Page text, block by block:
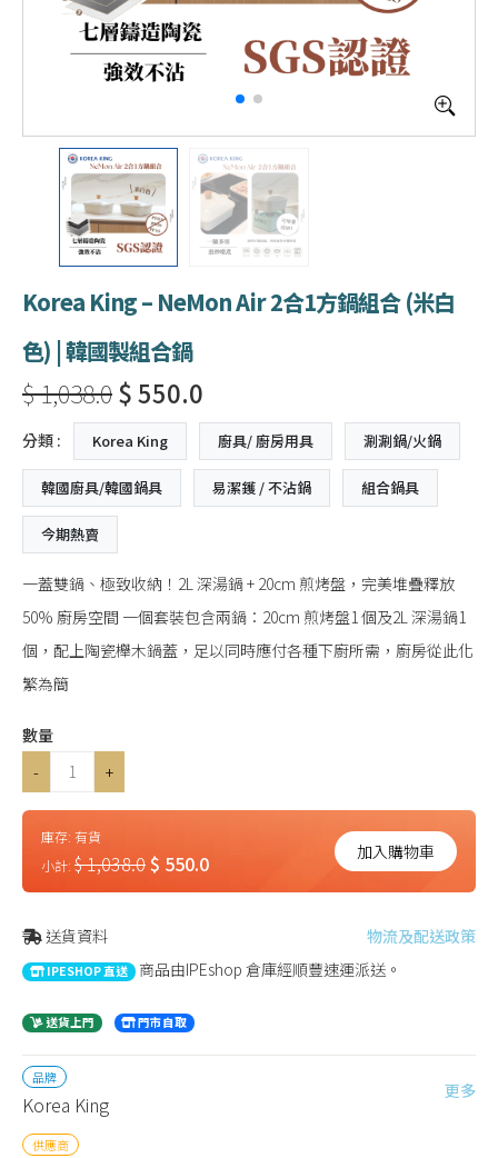
Korea King – NeMon Air 2合1方鍋組合 (米白
色) | 韓國製組合鍋
$ 1,038.0$ 550.0
分類 : Korea King 廚具/ 廚房用具 涮涮鍋/火鍋
韓國廚具/韓國鍋具 易潔鑊 / 不沾鍋 組合鍋具
今期熱賣
一蓋雙鍋、極致收納！2L 深湯鍋 + 20cm 煎烤盤，完美堆疊釋放
50% 廚房空間 一個套裝包含兩鍋：20cm 煎烤盤1 個及2L 深湯鍋1
個，配上陶瓷櫸木鍋蓋，足以同時應付各種下廚所需，廚房從此化
繁為簡
數量
-
+
庫存: 有貨
小計: $ 1,038.0$ 550.0 加入購物車
送貨資料 物流及配送政策
IPESHOP 直送 商品由IPEshop 倉庫經順豐速運派送。
送貨上門 門市自取
品牌
Korea King
更多
供應商